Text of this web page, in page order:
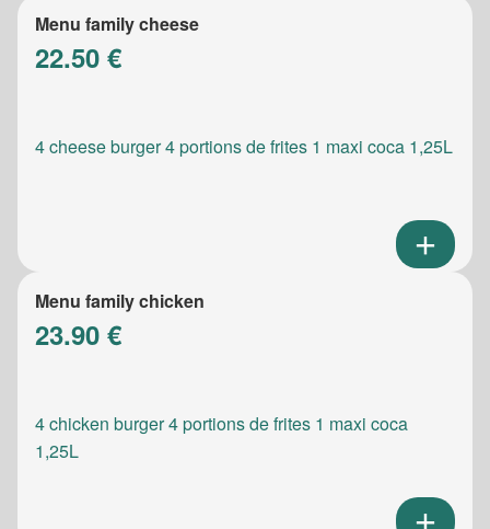
Menu family cheese
22.50 €
4 cheese burger 4 portions de frites 1 maxi coca 1,25L
Menu family chicken
23.90 €
4 chicken burger 4 portions de frites 1 maxi coca
1,25L